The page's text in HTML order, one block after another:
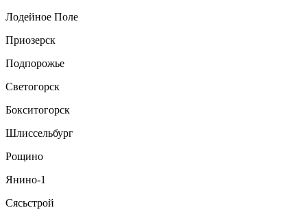
Лодейное Поле
Приозерск
Подпорожье
Светогорск
Бокситогорск
Шлиссельбург
Рощино
Янино-1
Сясьстрой